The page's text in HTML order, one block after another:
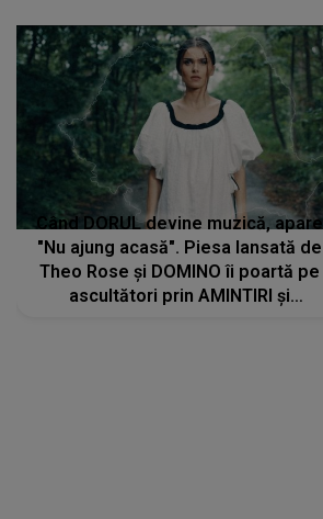
Când DORUL devine muzică, apare
"Nu ajung acasă". Piesa lansată de
Theo Rose și DOMINO îi poartă pe
ascultători prin AMINTIRI și